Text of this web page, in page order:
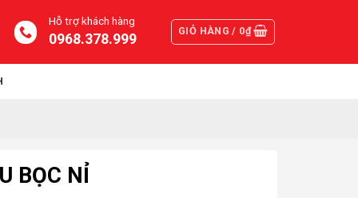
Hỗ trợ khách hàng
0968.378.999 GIỎ HÀNG / 0₫
BỌC NỈ